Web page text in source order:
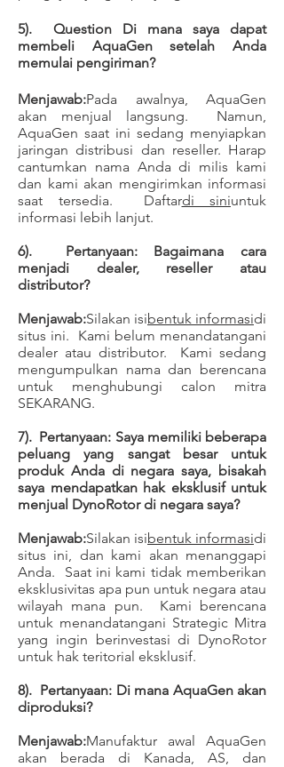
5). Question Di mana saya dapat
membeli AquaGen setelah Anda
memulai pengiriman?
Menjawab:Pada awalnya, AquaGen
akan menjual langsung. Namun,
AquaGen saat ini sedang menyiapkan
jaringan distribusi dan reseller. Harap
cantumkan nama Anda di milis kami
dan kami akan mengirimkan informasi
saat tersedia. Daftardi siniuntuk
informasi lebih lanjut.
6). Pertanyaan: Bagaimana cara
menjadi dealer, reseller atau
distributor?
Menjawab:Silakan isibentuk informasidi
situs ini. Kami belum menandatangani
dealer atau distributor. Kami sedang
mengumpulkan nama dan berencana
untuk menghubungi calon mitra
SEKARANG.
7). Pertanyaan: Saya memiliki beberapa
peluang yang sangat besar untuk
produk Anda di negara saya, bisakah
saya mendapatkan hak eksklusif untuk
menjual DynoRotor di negara saya?
Menjawab:Silakan isibentuk informasidi
situs ini, dan kami akan menanggapi
Anda. Saat ini kami tidak memberikan
eksklusivitas apa pun untuk negara atau
wilayah mana pun. Kami berencana
untuk menandatangani Strategic Mitra
yang ingin berinvestasi di DynoRotor
untuk hak teritorial eksklusif.
8). Pertanyaan: Di mana AquaGen akan
diproduksi?
Menjawab:Manufaktur awal AquaGen
akan berada di Kanada, AS, dan